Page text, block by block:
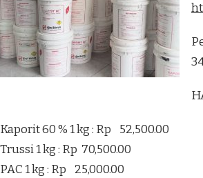
Kaporit 60 % 1 kg : Rp 52,500.00
Trussi 1 kg : Rp 70,500.00
PAC 1 kg : Rp 25,000.00